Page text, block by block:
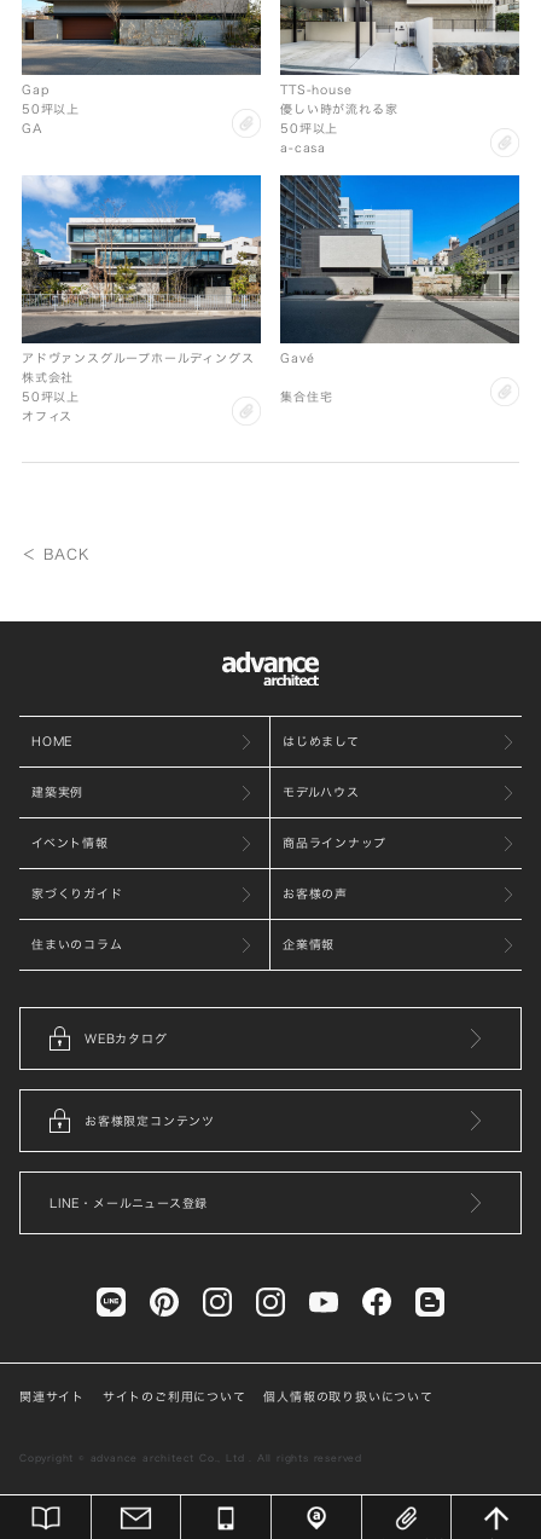
clip
Gap
50坪以上
GA
TTS-house
優しい時が流れる家
50坪以上
a-casa
アドヴァンスグループホールディングス
株式会社
50坪以上
オフィス
Gavé
集合住宅
＜ BACK
HOME はじめまして
建築実例 モデルハウス
イベント情報 商品ラインナップ
家づくりガイド お客様の声
住まいのコラム 企業情報
WEBカタログ
お客様限定コンテンツ
LINE・メールニュース登録
関連サイト サイトのご利用について 個人情報の取り扱いについて
Copyright © advance architect Co., Ltd . All rights reserved